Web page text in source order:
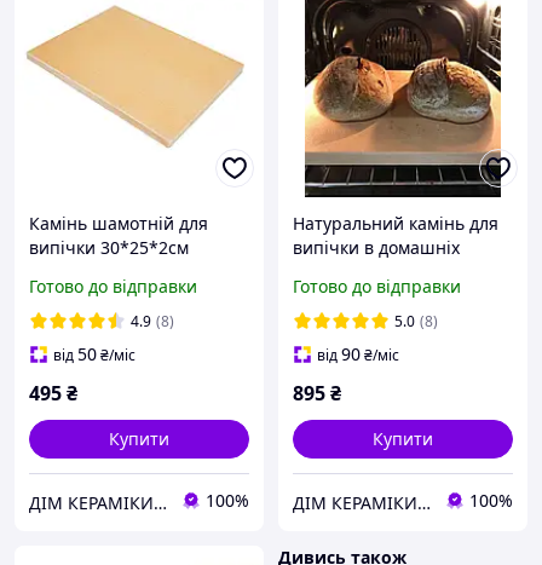
Камінь шамотній для
випічки 30*25*2см
Готово до відправки
4.9 (8)
від50₴/міс
495₴
Купити
ДІМ КЕРАМІКИ Shostak 100%
Натуральний камінь для
випічки в домашніх
Готово до відправки
5.0 (8)
від90₴/міс
895₴
Купити
ДІМ КЕРАМІКИ Shostak 100%
Дивись також